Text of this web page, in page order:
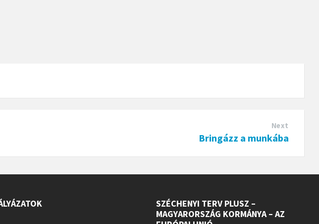
Next
Bringázz a munkába
SZÉCHENYI TERV PLUSZ –
MAGYARORSZÁG KORMÁNYA – AZ